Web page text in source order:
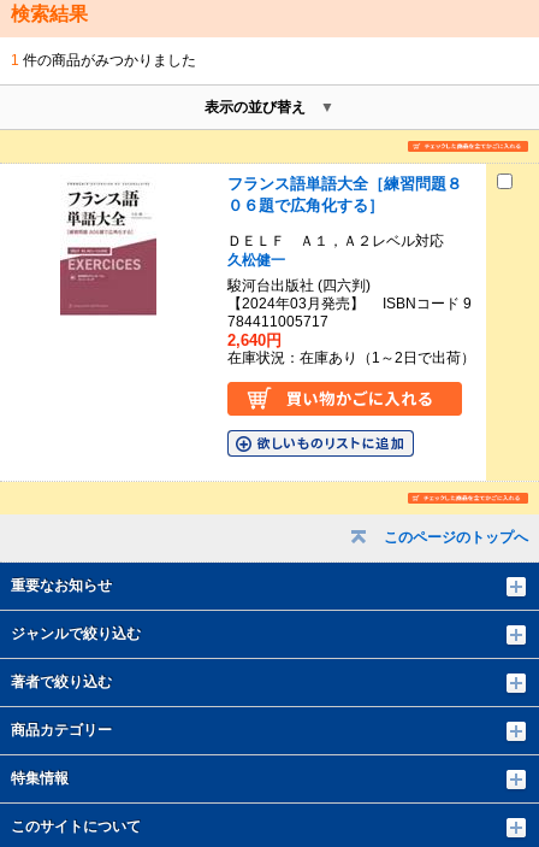
このページのトップへ
重要なお知らせ
ジャンルで絞り込む
著者で絞り込む
商品カテゴリー
特集情報
このサイトについて
検索結果
1 件の商品がみつかりました
表示の並び替え
フランス語単語大全［練習問題８
０６題で広角化する］
ＤＥＬＦ Ａ１，Ａ２レベル対応
久松健一
駿河台出版社 (四六判)
【2024年03月発売】 ISBNコード 9
784411005717
2,640円
在庫状況：在庫あり（1～2日で出荷）